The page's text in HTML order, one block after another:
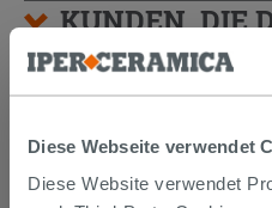
Diese Webseite verwendet
Diese Website verwendet
KUNDEN, DIE
GEKAUFT
AUCH...